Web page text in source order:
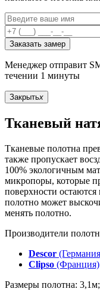
Заказать замер
Менеджер отправит
течении 1 минуты
Закрытьx
Тканевый
Тканевые полотна
также пропускает
100% экологичным
микропоры, которые
поверхности
полотно может
менять полотно.
Производители
Descor
Clipso (Франция)
Размеры полотна: